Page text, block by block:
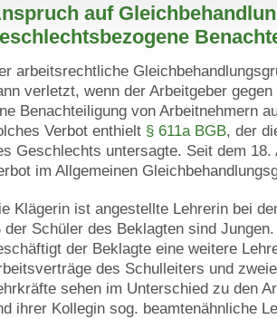
auf
arbeitsrechtliche
verletzt, wenn der Arbeitgeber
Benachteiligung von Arbeitnehmern
Verbot enthielt § 611a BGB, der
Geschlechts untersagte. Seit dem
im Allgemeinen
Klägerin ist angestellte Lehrerin bei
der Schüler des Beklagten sind
der Beklagte eine weitere
des Schulleiters und
sehen im Unterschied zu den
ihrer Kollegin sog. beamtenähnliche